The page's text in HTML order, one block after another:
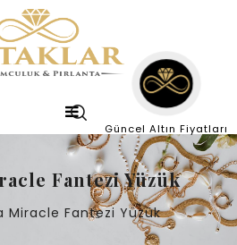
Güncel Altın Fiyatları
Fantezi Yüzük
Miracle Fantezi Yüzük